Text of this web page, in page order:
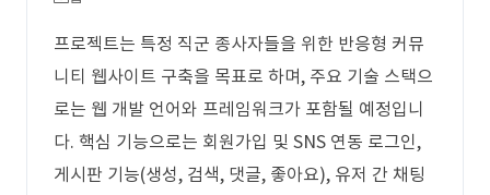
프로젝트는 특정 직군 종사자들을 위한 반응형 커뮤
니티 웹사이트 구축을 목표로 하며, 주요 기술 스택으
로는 웹 개발 언어와 프레임워크가 포함될 예정입니
다. 핵심 기능으로는 회원가입 및 SNS 연동 로그인,
게시판 기능(생성, 검색, 댓글, 좋아요), 유저 간 채팅